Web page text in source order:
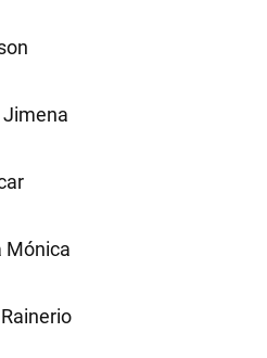
Jimena
Mónica